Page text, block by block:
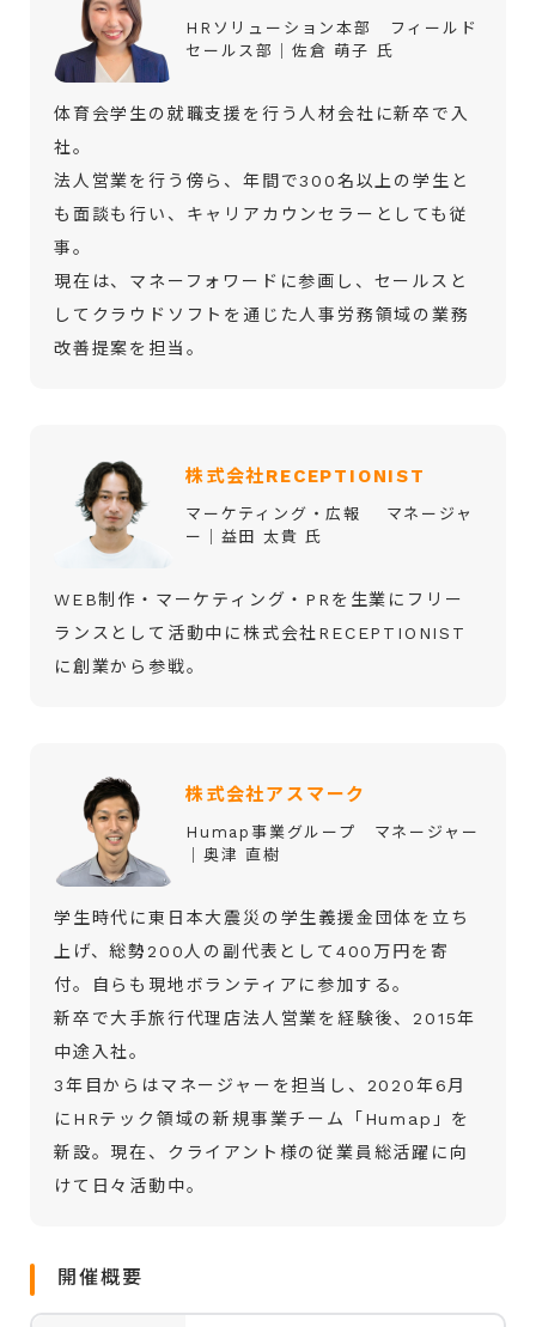
HRソリューション本部 フィールド
セールス部│佐倉 萌子 氏
体育会学生の就職支援を行う人材会社に新卒で入
社。
法人営業を行う傍ら、年間で300名以上の学生と
も面談も行い、キャリアカウンセラーとしても従
事。
現在は、マネーフォワードに参画し、セールスと
してクラウドソフトを通じた人事労務領域の業務
改善提案を担当。
株式会社RECEPTIONIST
マーケティング・広報 マネージャ
ー｜益田 太貴 氏
WEB制作・マーケティング・PRを生業にフリー
ランスとして活動中に株式会社RECEPTIONIST
に創業から参戦。
株式会社アスマーク
Humap事業グループ マネージャー
│奥津 直樹
学生時代に東日本大震災の学生義援金団体を立ち
上げ、総勢200人の副代表として400万円を寄
付。自らも現地ボランティアに参加する。
新卒で大手旅行代理店法人営業を経験後、2015年
中途入社。
3年目からはマネージャーを担当し、2020年6月
にHRテック領域の新規事業チーム「Humap」を
新設。現在、クライアント様の従業員総活躍に向
けて日々活動中。
開催概要